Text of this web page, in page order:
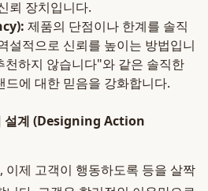
뢰 장치입니다.
제품의 단점이나 한계를 솔직
설적으로 신뢰를 높이는 방법입니
천하지 않습니다"와 같은 솔직한
드에 대한 믿음을 강화합니다.
설계 (Designing Action
이제 고객이 행동하도록 등을 살짝